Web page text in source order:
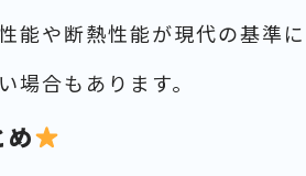
能や断熱性能が現代の基準
場合もあります。
め